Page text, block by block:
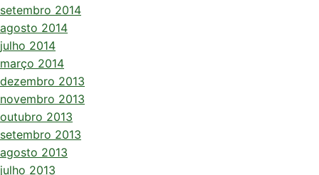
setembro 2014
agosto 2014
julho 2014
março 2014
dezembro 2013
novembro 2013
outubro 2013
setembro 2013
agosto 2013
julho 2013